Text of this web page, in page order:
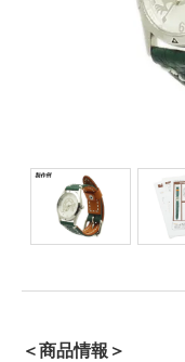
＜商品情報＞